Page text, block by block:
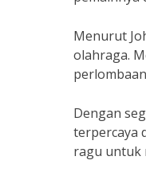
Menurut
olahraga.
Dengan
terpercaya
ragu untuk